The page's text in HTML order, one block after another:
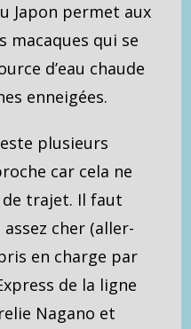
Japon permet aux
macaques qui se
d’eau chaude
enneigées.
plusieurs
car cela ne
trajet. Il faut
cher (aller-
en charge par
de la ligne
Nagano et